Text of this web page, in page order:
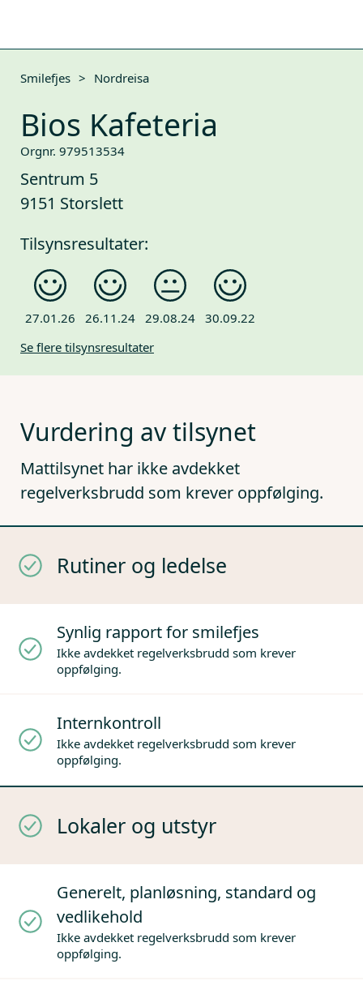
Smilefjes > Nordreisa
Bios Kafeteria
Orgnr. 979513534
Sentrum 5
9151 Storslett
Tilsynsresultater:
27.01.26 26.11.24 29.08.24 30.09.22
Se flere tilsynsresultater
Vurdering av tilsynet
Mattilsynet har ikke avdekket
regelverksbrudd som krever oppfølging.
Rutiner og ledelse
Synlig rapport for smilefjes
Ikke avdekket regelverksbrudd som krever
oppfølging.
Internkontroll
Ikke avdekket regelverksbrudd som krever
oppfølging.
Lokaler og utstyr
Generelt, planløsning, standard og
vedlikehold
Ikke avdekket regelverksbrudd som krever
oppfølging.